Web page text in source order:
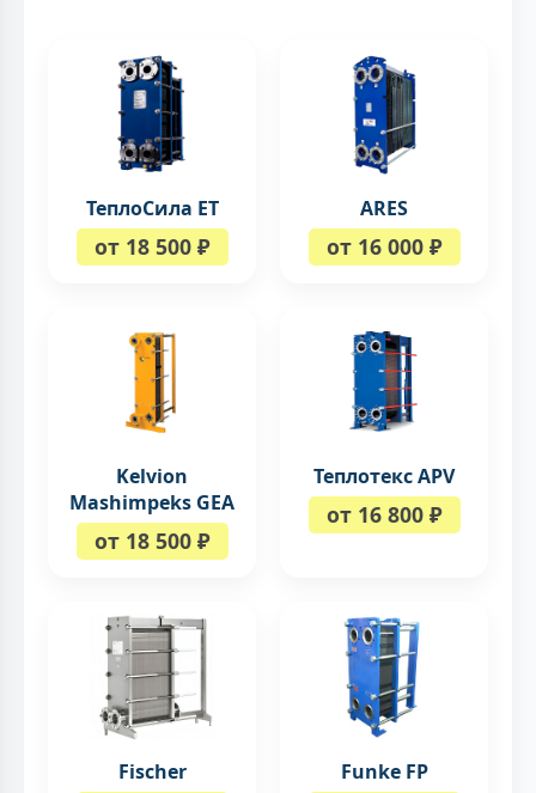
ТеплоСила ЕТ
от 18 500 ₽
ARES
от 16 000 ₽
Kelvion
Mashimpeks GEA
от 18 500 ₽
Теплотекс APV
от 16 800 ₽
Fischer Funke FP